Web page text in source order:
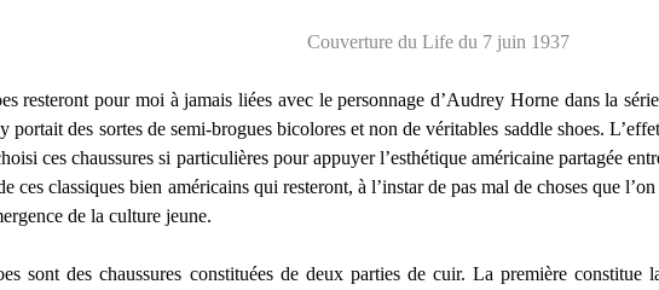
Couverture du Life du 7 juin 1937
resteront pour moi à jamais liées avec le personnage d’Audrey Horne dans la
portait des sortes de semi-brogues bicolores et non de véritables saddle shoes.
ces chaussures si particulières pour appuyer l’esthétique américaine partagée
ces classiques bien américains qui resteront, à l’instar de pas mal de choses que
de la culture jeune.
sont des chaussures constituées de deux parties de cuir. La première constitue